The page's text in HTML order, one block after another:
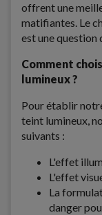
offrent une
matifiantes. Le
est une question
Comment
lumineux ?
Pour établir
teint lumineux,
suivants :
L'effet
L'effet
La
danger